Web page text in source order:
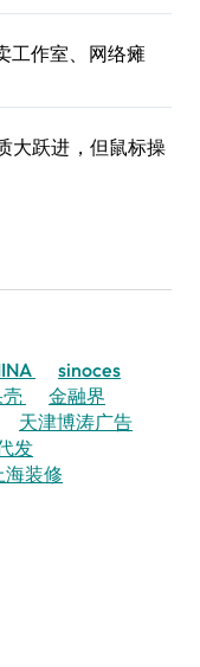
工作室、网络瘫
大跃进，但鼠标操
sinoces
金融界
天津博涛广告
发
海装修